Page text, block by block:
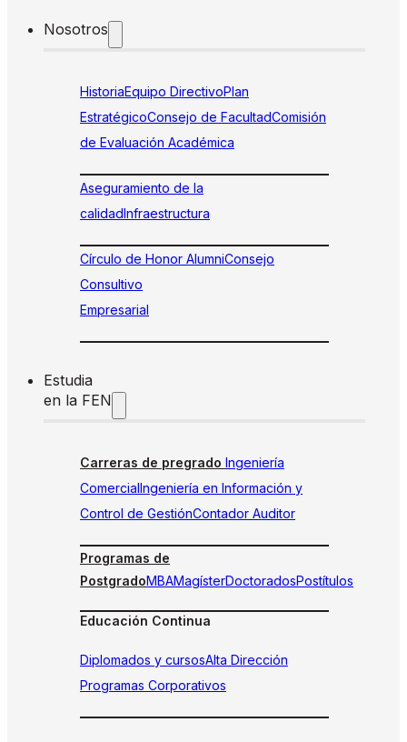
Nosotros
HistoriaEquipo DirectivoPlan
EstratégicoConsejo de FacultadComisión
de Evaluación Académica
Aseguramiento de la
calidadInfraestructura
Círculo de Honor AlumniConsejo
Consultivo
Empresarial
Estudia
en la FEN
Carreras de pregrado Ingeniería
ComercialIngeniería en Información y
Control de GestiónContador Auditor
Programas de
PostgradoMBAMagísterDoctoradosPostítulos
Educación Continua
Diplomados y cursosAlta Dirección
Programas Corporativos